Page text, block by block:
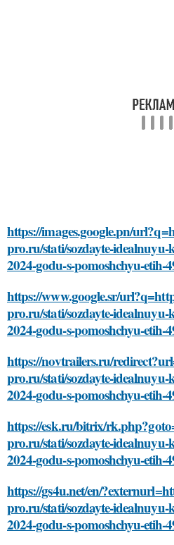
https://images.google.pn/
pro.ru/stati/sozdayte-
2024-godu-s-pomoshchyu-etih-
https://www.google.sr/
pro.ru/stati/sozdayte-
2024-godu-s-pomoshchyu-etih-
https://novtrailers.ru/
pro.ru/stati/sozdayte-
2024-godu-s-pomoshchyu-etih-
https://esk.ru/bitrix/
pro.ru/stati/sozdayte-
2024-godu-s-pomoshchyu-etih-
https://gs4u.net/en/
pro.ru/stati/sozdayte-
2024-godu-s-pomoshchyu-etih-